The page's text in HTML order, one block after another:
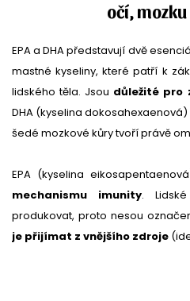
očí,
EPA a DHA představují dvě
mastné kyseliny, které patří k
lidského těla. Jsou důležité pro
DHA (kyselina
šedé mozkové kůry tvoří právě
EPA (kyselina
mechanismu imunity.
produkovat, proto nesou
je přijímat z vnějšího zdroje